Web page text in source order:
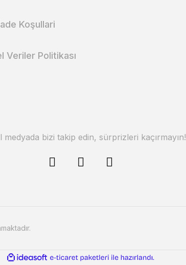
Koşullari
Veriler Politikası
medyada bizi takip edin, sürprizleri kaçırmayın!
ideasoft
e-